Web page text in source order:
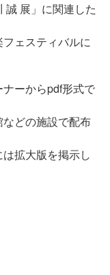
誠 展」に関連した
ェスティバルに
ーからpdf形式で
どの施設で配布
拡大版を掲示し